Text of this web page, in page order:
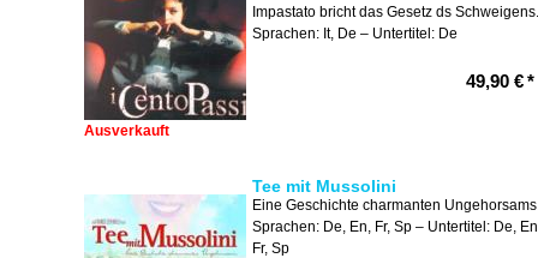
Impastato bricht das Gesetz ds Schweigens.
Sprachen: It, De – Untertitel: De
49,90 €*
Ausverkauft
Tee mit Mussolini
Eine Geschichte charmanten
Sprachen: De, En, Fr, Sp – Untertitel: De,
Fr, Sp